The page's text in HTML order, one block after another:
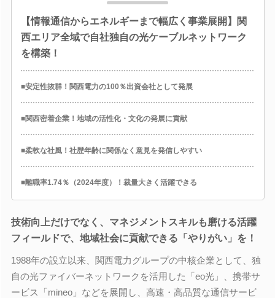
【情報通信からエネルギーまで幅広く事業展開】関
西エリア全域で自社独自の光ケーブルネットワーク
を構築！
■安定性抜群！関西電力の100％出資会社として発展
■関西密着企業！地域の活性化・文化の発展に貢献
■柔軟な社風！社歴年齢に関係なく意見を発信しやすい
■離職率1.74％（2024年度）！裁量大きく活躍できる
技術向上だけでなく、マネジメントスキルも磨ける活躍
フィールドで、地域社会に貢献できる「やりがい」を！
1988年の設立以来、関西電力グループの中核企業として、独
自の光ファイバーネットワークを活用した「eo光」、携帯サ
ービス「mineo」などを展開し、高速・高品質な通信サービ